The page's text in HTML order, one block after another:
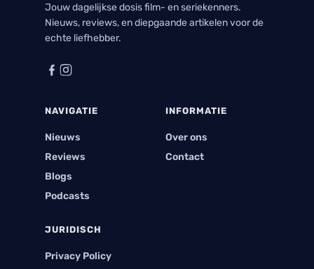
Jouw dagelijkse dosis film- en seriekenners.
Nieuws, reviews, en diepgaande artikelen voor de
echte liefhebber.
NAVIGATIE
Nieuws
Reviews
Blogs
Podcasts
INFORMATIE
Over ons
Contact
JURIDISCH
Privacy Policy